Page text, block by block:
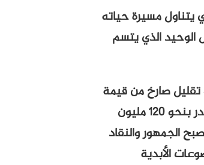
يتناول مسيرة حياته
الوحيد الذي يتسم
تقليل صارخ من قيمة
الرؤى الواسعة التي يقدمها المشروع في الفن والحياة والإرث. وهنا، بدعم يقدر بنحو 120 مليون
الجمهور والنقاد
الأبدية